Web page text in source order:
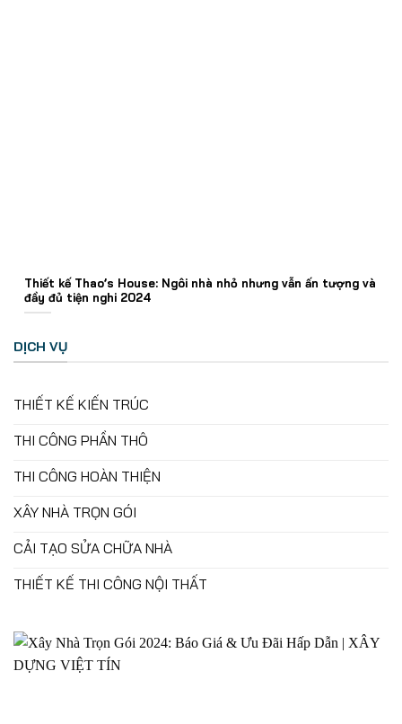
Thiết kế Thao’s House: Ngôi nhà nhỏ nhưng vẫn ấn tượng và
đầy đủ tiện nghi 2024
DỊCH VỤ
THIẾT KẾ KIẾN TRÚC
THI CÔNG PHẦN THÔ
THI CÔNG HOÀN THIỆN
XÂY NHÀ TRỌN GÓI
CẢI TẠO SỬA CHỮA NHÀ
THIẾT KẾ THI CÔNG NỘI THẤT